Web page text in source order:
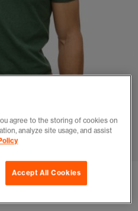
4 5 6 7
agree to the storing of cookies on
analyze site usage, and assist
Accept All Cookies